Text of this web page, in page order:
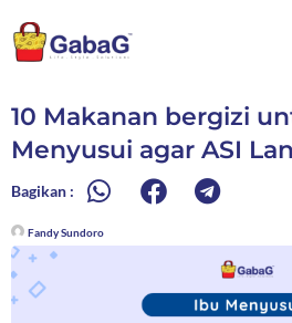
ke
konten
10 Makanan bergizi
Menyusui agar ASI
Bagikan :
Fandy Sundoro